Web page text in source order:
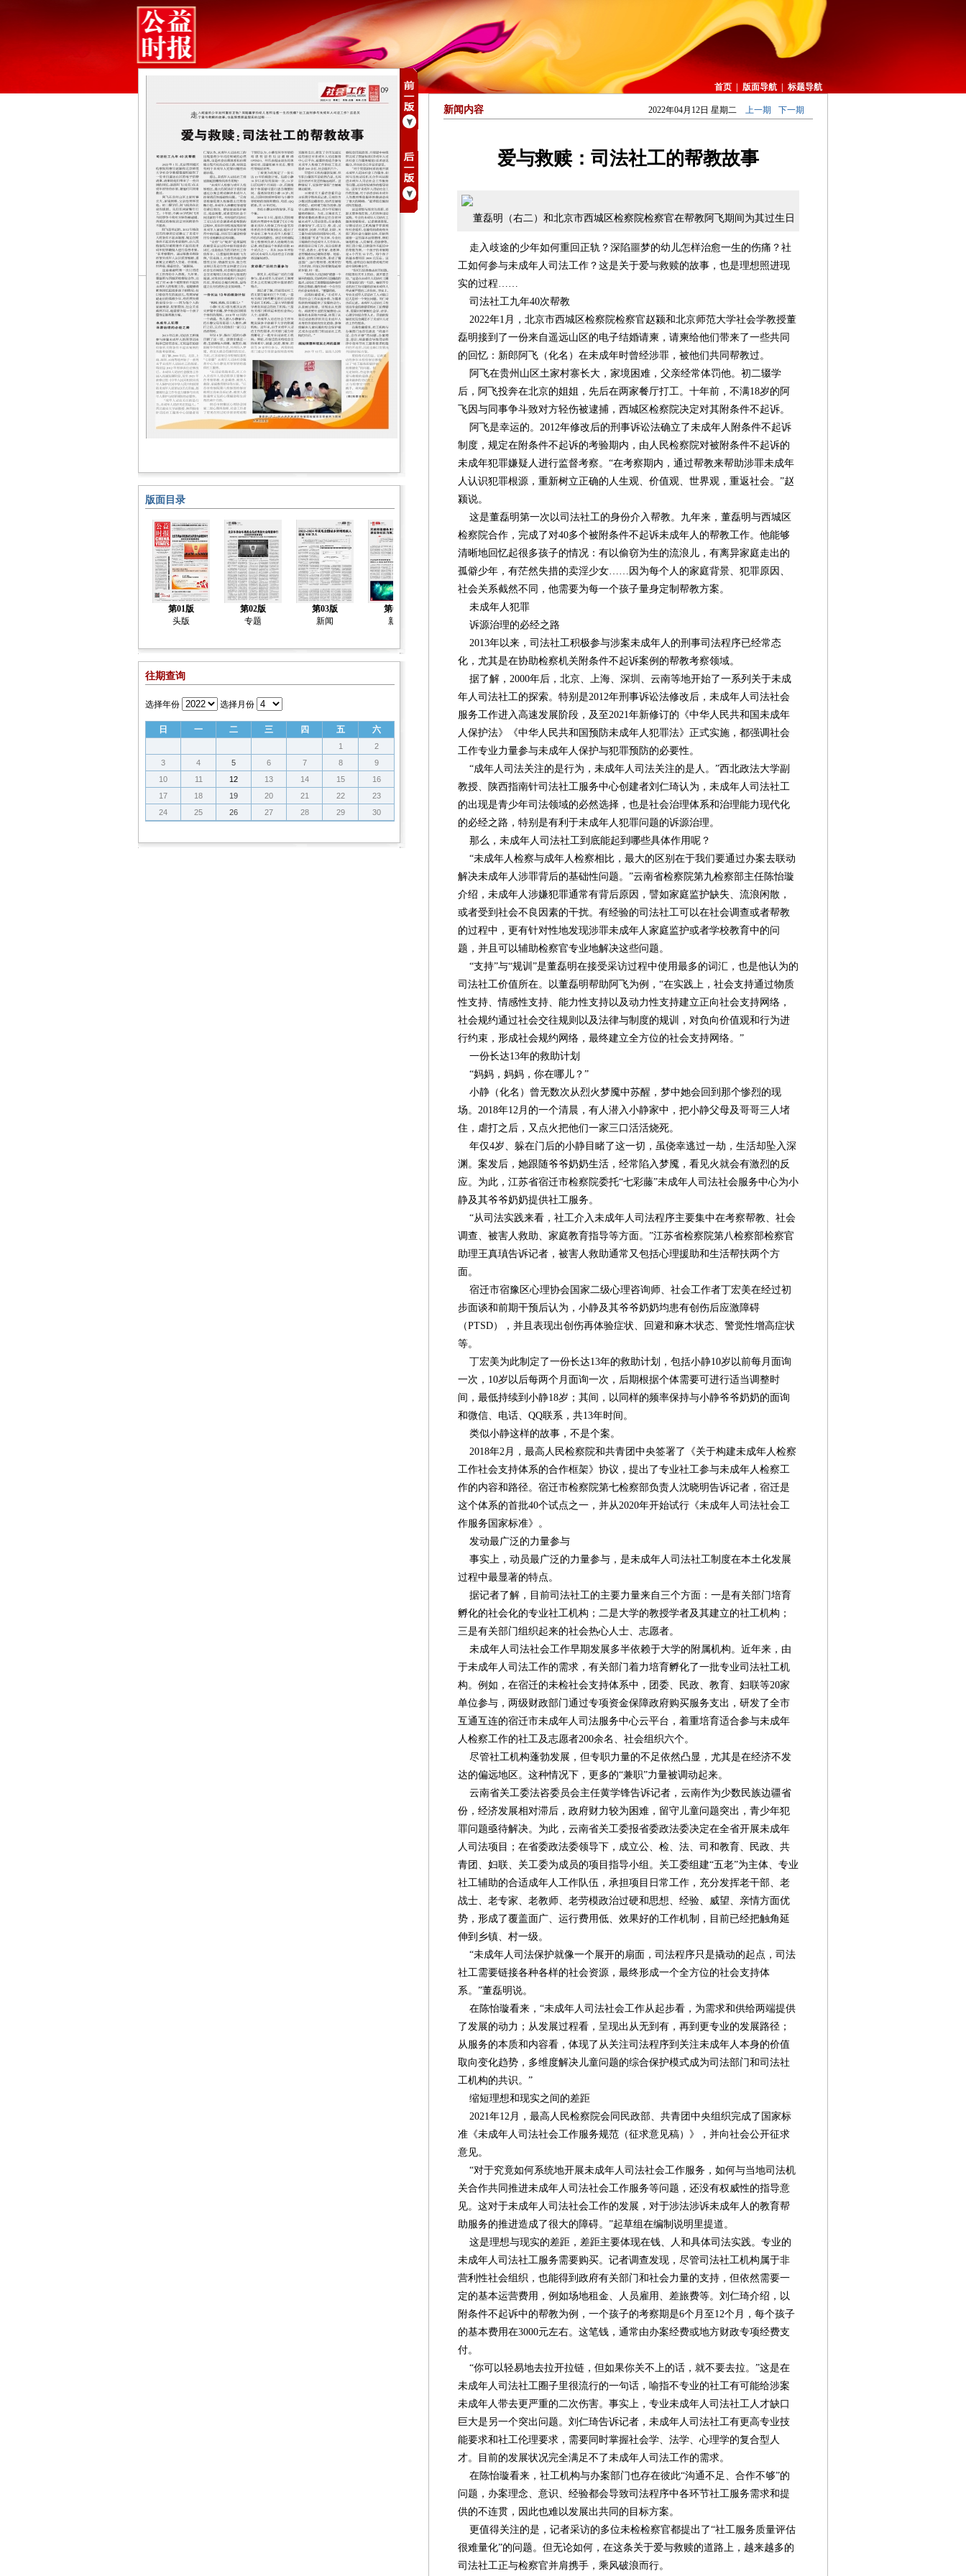
首页 版面导航 标题导航
版面目录
第01版
头版
第02版
专题
第03版
新闻
第04版
新闻
第05版
新闻
第06版
新闻
往期查询
选择年份 选择月份
日 一 二 三 四 五 六
1
2
3
4 5 6 7 8
9
10
11 12 13 14 15
16
17
18 19 20 21 22
23
24
25 26 27 28 29 30
新闻内容 2022年04月12日 星期二 上一期 下一期
爱与救赎：司法社工的帮教故事
董磊明（右二）和北京市西城区检察院检察官在帮教阿飞期间为其过生日
走入歧途的少年如何重回正轨？深陷噩梦的幼儿怎样治愈一生的伤痛？社
工如何参与未成年人司法工作？这是关于爱与救赎的故事，也是理想照进现
实的过程……
司法社工九年40次帮教
2022年1月，北京市西城区检察院检察官赵颍和北京师范大学社会学教授董
磊明接到了一份来自遥远山区的电子结婚请柬，请柬给他们带来了一些共同
的回忆：新郎阿飞（化名）在未成年时曾经涉罪，被他们共同帮教过。
阿飞在贵州山区土家村寨长大，家境困难，父亲经常体罚他。初二辍学
后，阿飞投奔在北京的姐姐，先后在两家餐厅打工。十年前，不满18岁的阿
飞因与同事争斗致对方轻伤被逮捕，西城区检察院决定对其附条件不起诉。
阿飞是幸运的。2012年修改后的刑事诉讼法确立了未成年人附条件不起诉
制度，规定在附条件不起诉的考验期内，由人民检察院对被附条件不起诉的
未成年犯罪嫌疑人进行监督考察。“在考察期内，通过帮教来帮助涉罪未成年
人认识犯罪根源，重新树立正确的人生观、价值观、世界观，重返社会。”赵
颍说。
这是董磊明第一次以司法社工的身份介入帮教。九年来，董磊明与西城区
检察院合作，完成了对40多个被附条件不起诉未成年人的帮教工作。他能够
清晰地回忆起很多孩子的情况：有以偷窃为生的流浪儿，有离异家庭走出的
孤僻少年，有茫然失措的卖淫少女……因为每个人的家庭背景、犯罪原因、
社会关系截然不同，他需要为每一个孩子量身定制帮教方案。
未成年人犯罪
诉源治理的必经之路
2013年以来，司法社工积极参与涉案未成年人的刑事司法程序已经常态
化，尤其是在协助检察机关附条件不起诉案例的帮教考察领域。
据了解，2000年后，北京、上海、深圳、云南等地开始了一系列关于未成
年人司法社工的探索。特别是2012年刑事诉讼法修改后，未成年人司法社会
服务工作进入高速发展阶段，及至2021年新修订的《中华人民共和国未成年
人保护法》《中华人民共和国预防未成年人犯罪法》正式实施，都强调社会
工作专业力量参与未成年人保护与犯罪预防的必要性。
“成年人司法关注的是行为，未成年人司法关注的是人。”西北政法大学副
教授、陕西指南针司法社工服务中心创建者刘仁琦认为，未成年人司法社工
的出现是青少年司法领域的必然选择，也是社会治理体系和治理能力现代化
的必经之路，特别是有利于未成年人犯罪问题的诉源治理。
那么，未成年人司法社工到底能起到哪些具体作用呢？
“未成年人检察与成年人检察相比，最大的区别在于我们要通过办案去联动
解决未成年人涉罪背后的基础性问题。”云南省检察院第九检察部主任陈怡璇
介绍，未成年人涉嫌犯罪通常有背后原因，譬如家庭监护缺失、流浪闲散，
或者受到社会不良因素的干扰。有经验的司法社工可以在社会调查或者帮教
的过程中，更有针对性地发现涉罪未成年人家庭监护或者学校教育中的问
题，并且可以辅助检察官专业地解决这些问题。
“支持”与“规训”是董磊明在接受采访过程中使用最多的词汇，也是他认为的
司法社工价值所在。以董磊明帮助阿飞为例，“在实践上，社会支持通过物质
性支持、情感性支持、能力性支持以及动力性支持建立正向社会支持网络，
社会规约通过社会交往规则以及法律与制度的规训，对负向价值观和行为进
行约束，形成社会规约网络，最终建立全方位的社会支持网络。”
一份长达13年的救助计划
“妈妈，妈妈，你在哪儿？”
小静（化名）曾无数次从烈火梦魇中苏醒，梦中她会回到那个惨烈的现
场。2018年12月的一个清晨，有人潜入小静家中，把小静父母及哥哥三人堵
住，虐打之后，又点火把他们一家三口活活烧死。
年仅4岁、躲在门后的小静目睹了这一切，虽侥幸逃过一劫，生活却坠入深
渊。案发后，她跟随爷爷奶奶生活，经常陷入梦魇，看见火就会有激烈的反
应。为此，江苏省宿迁市检察院委托“七彩藤”未成年人司法社会服务中心为小
静及其爷爷奶奶提供社工服务。
“从司法实践来看，社工介入未成年人司法程序主要集中在考察帮教、社会
调查、被害人救助、家庭教育指导等方面。”江苏省检察院第八检察部检察官
助理王真瑱告诉记者，被害人救助通常又包括心理援助和生活帮扶两个方
面。
宿迁市宿豫区心理协会国家二级心理咨询师、社会工作者丁宏美在经过初
步面谈和前期干预后认为，小静及其爷爷奶奶均患有创伤后应激障碍
（PTSD），并且表现出创伤再体验症状、回避和麻木状态、警觉性增高症状
等。
丁宏美为此制定了一份长达13年的救助计划，包括小静10岁以前每月面询
一次，10岁以后每两个月面询一次，后期根据个体需要可进行适当调整时
间，最低持续到小静18岁；其间，以同样的频率保持与小静爷爷奶奶的面询
和微信、电话、QQ联系，共13年时间。
类似小静这样的故事，不是个案。
2018年2月，最高人民检察院和共青团中央签署了《关于构建未成年人检察
工作社会支持体系的合作框架》协议，提出了专业社工参与未成年人检察工
作的内容和路径。宿迁市检察院第七检察部负责人沈晓明告诉记者，宿迁是
这个体系的首批40个试点之一，并从2020年开始试行《未成年人司法社会工
作服务国家标准》。
发动最广泛的力量参与
事实上，动员最广泛的力量参与，是未成年人司法社工制度在本土化发展
过程中最显著的特点。
据记者了解，目前司法社工的主要力量来自三个方面：一是有关部门培育
孵化的社会化的专业社工机构；二是大学的教授学者及其建立的社工机构；
三是有关部门组织起来的社会热心人士、志愿者。
未成年人司法社会工作早期发展多半依赖于大学的附属机构。近年来，由
于未成年人司法工作的需求，有关部门着力培育孵化了一批专业司法社工机
构。例如，在宿迁的未检社会支持体系中，团委、民政、教育、妇联等20家
单位参与，两级财政部门通过专项资金保障政府购买服务支出，研发了全市
互通互连的宿迁市未成年人司法服务中心云平台，着重培育适合参与未成年
人检察工作的社工及志愿者200余名、社会组织六个。
尽管社工机构蓬勃发展，但专职力量的不足依然凸显，尤其是在经济不发
达的偏远地区。这种情况下，更多的“兼职”力量被调动起来。
云南省关工委法咨委员会主任黄学锋告诉记者，云南作为少数民族边疆省
份，经济发展相对滞后，政府财力较为困难，留守儿童问题突出，青少年犯
罪问题亟待解决。为此，云南省关工委报省委政法委决定在全省开展未成年
人司法项目；在省委政法委领导下，成立公、检、法、司和教育、民政、共
青团、妇联、关工委为成员的项目指导小组。关工委组建“五老”为主体、专业
社工辅助的合适成年人工作队伍，承担项目日常工作，充分发挥老干部、老
战士、老专家、老教师、老劳模政治过硬和思想、经验、威望、亲情方面优
势，形成了覆盖面广、运行费用低、效果好的工作机制，目前已经把触角延
伸到乡镇、村一级。
“未成年人司法保护就像一个展开的扇面，司法程序只是撬动的起点，司法
社工需要链接各种各样的社会资源，最终形成一个全方位的社会支持体
系。”董磊明说。
在陈怡璇看来，“未成年人司法社会工作从起步看，为需求和供给两端提供
了发展的动力；从发展过程看，呈现出从无到有，再到更专业的发展路径；
从服务的本质和内容看，体现了从关注司法程序到关注未成年人本身的价值
取向变化趋势，多维度解决儿童问题的综合保护模式成为司法部门和司法社
工机构的共识。”
缩短理想和现实之间的差距
2021年12月，最高人民检察院会同民政部、共青团中央组织完成了国家标
准《未成年人司法社会工作服务规范（征求意见稿）》，并向社会公开征求
意见。
“对于究竟如何系统地开展未成年人司法社会工作服务，如何与当地司法机
关合作共同推进未成年人司法社会工作服务等问题，还没有权威性的指导意
见。这对于未成年人司法社会工作的发展，对于涉法涉诉未成年人的教育帮
助服务的推进造成了很大的障碍。”起草组在编制说明里提道。
这是理想与现实的差距，差距主要体现在钱、人和具体司法实践。专业的
未成年人司法社工服务需要购买。记者调查发现，尽管司法社工机构属于非
营利性社会组织，也能得到政府有关部门和社会力量的支持，但依然需要一
定的基本运营费用，例如场地租金、人员雇用、差旅费等。刘仁琦介绍，以
附条件不起诉中的帮教为例，一个孩子的考察期是6个月至12个月，每个孩子
的基本费用在3000元左右。这笔钱，通常由办案经费或地方财政专项经费支
付。
“你可以轻易地去拉开拉链，但如果你关不上的话，就不要去拉。”这是在
未成年人司法社工圈子里很流行的一句话，喻指不专业的社工有可能给涉案
未成年人带去更严重的二次伤害。事实上，专业未成年人司法社工人才缺口
巨大是另一个突出问题。刘仁琦告诉记者，未成年人司法社工有更高专业技
能要求和社工伦理要求，需要同时掌握社会学、法学、心理学的复合型人
才。目前的发展状况完全满足不了未成年人司法工作的需求。
在陈怡璇看来，社工机构与办案部门也存在彼此“沟通不足、合作不够”的
问题，办案理念、意识、经验都会导致司法程序中各环节社工服务需求和提
供的不连贯，因此也难以发展出共同的目标方案。
更值得关注的是，记者采访的多位未检检察官都提出了“社工服务质量评估
很难量化”的问题。但无论如何，在这条关于爱与救赎的道路上，越来越多的
司法社工正与检察官并肩携手，乘风破浪而行。